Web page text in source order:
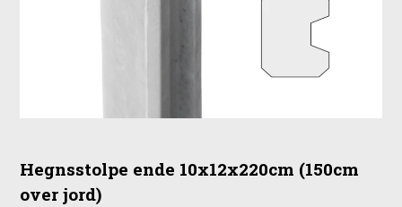
Hegnsstolpe ende 10x12x220cm (150cm
over jord)